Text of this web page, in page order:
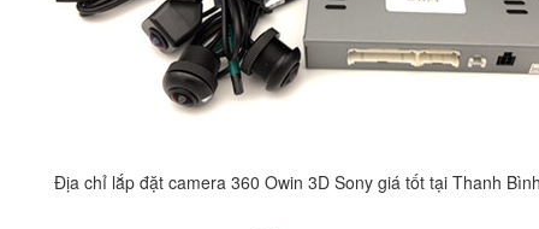
Địa chỉ lắp đặt camera 360 Owin 3D Sony giá tốt tại Thanh